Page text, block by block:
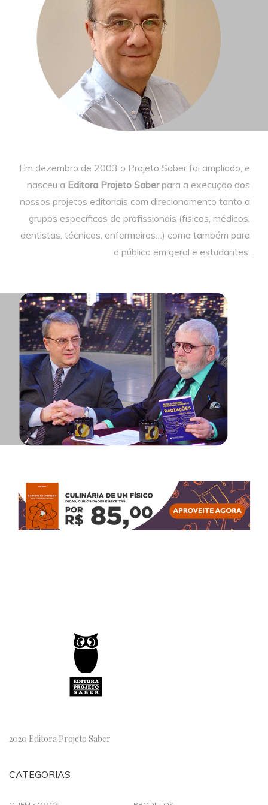
Em dezembro de 2003 o Projeto Saber foi ampliado, e
nasceu a Editora Projeto Saberpara a execução dos
nossos projetos editoriais com direcionamento tanto a
grupos específicos de profissionais (físicos, médicos,
dentistas, técnicos, enfermeiros…) como também para
o público em geral e estudantes.
2020 Editora Projeto Saber
CATEGORIAS